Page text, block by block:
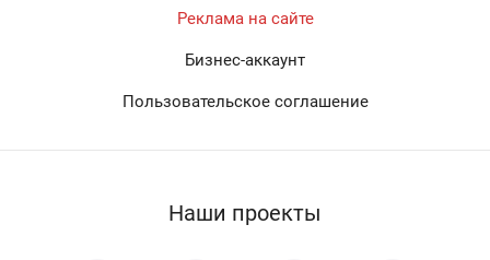
Реклама на сайте
Бизнес-аккаунт
Пользовательское соглашение
Наши проекты